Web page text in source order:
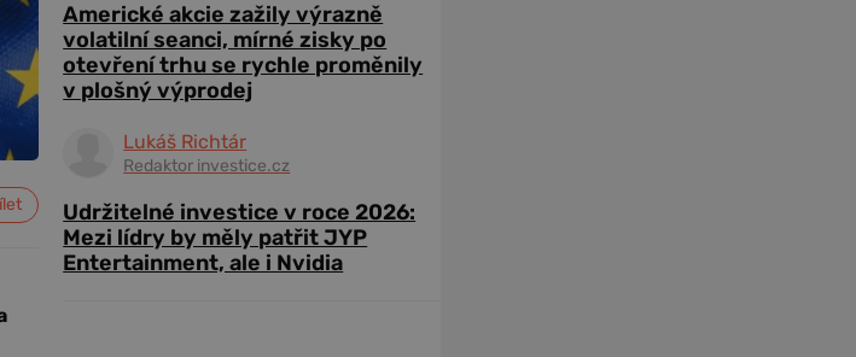
Americké akcie zažily výrazně
volatilní seanci, mírné zisky po
otevření trhu se rychle proměnily
v plošný výprodej
Lukáš Richtár
Redaktor investice.cz
Udržitelné investice v roce 2026:
Mezi lídry by měly patřit JYP
Entertainment, ale i Nvidia